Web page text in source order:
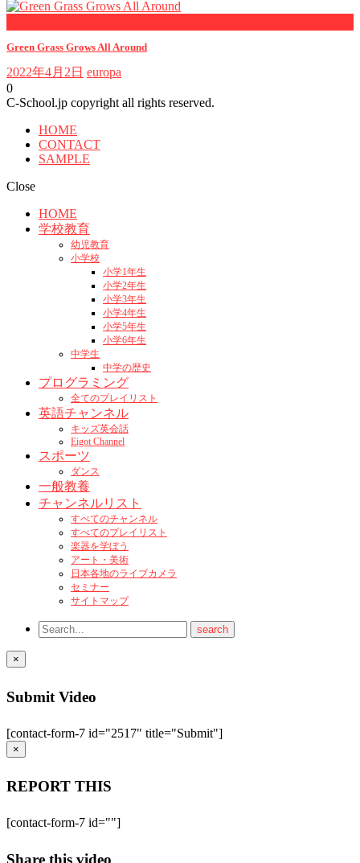
Green Grass Grows All Around
2022年4月2日 europa
0
C-School.jp copyright all rights reserved.
HOME
CONTACT
SAMPLE
Close
HOME
学校教育
幼児教育
小学校
小学1年生
小学2年生
小学3年生
小学4年生
小学5年生
小学6年生
中学生
中学の歴史
プログラミング
全てのプレイリスト
英語チャンネル
キッズ英会話
Eigot Channel
スポーツ
ダンス
一般教養
チャンネルリスト
すべてのチャンネル
すべてのプレイリスト
楽器を学ぼう
アート・美術
日本各地のライブカメラ
セミナー
サイトマップ
×
Submit Video
[contact-form-7 id="2517" title="Submit"]
×
REPORT THIS
[contact-form-7 id=""]
Share this video